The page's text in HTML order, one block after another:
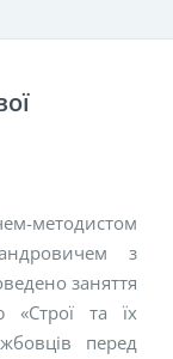
з
заняття
«Строї та їх
перед